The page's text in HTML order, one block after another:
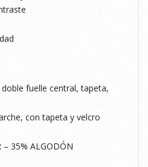
fuelle central, tapeta,
con tapeta y velcro
– 35% ALGODÓN